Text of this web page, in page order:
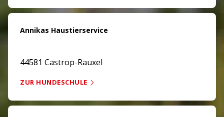
Annikas Haustierservice
44581 Castrop-Rauxel
ZUR HUNDESCHULE